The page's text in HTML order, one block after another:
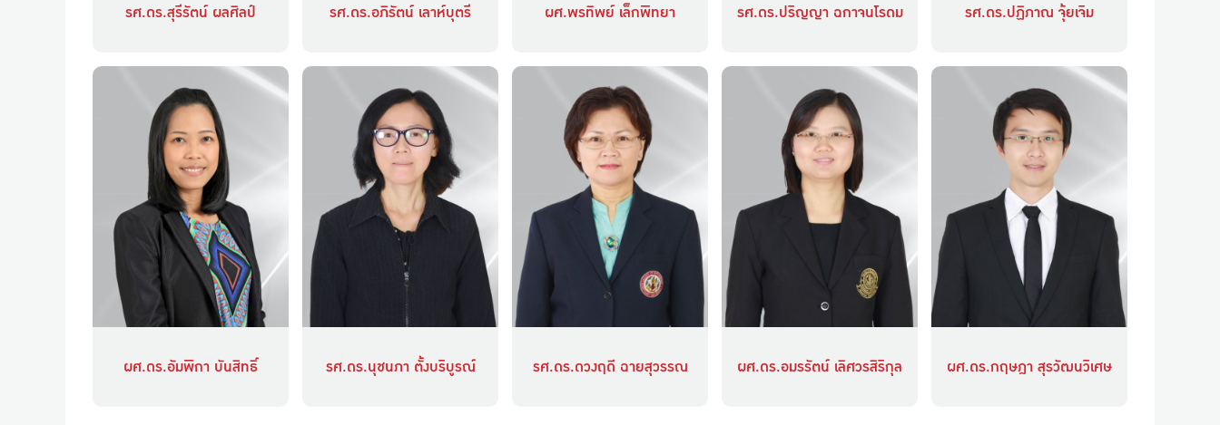
รศ.ดร.สุรีรัตน์ ผลศิลป์ รศ.ดร.อภิรัตน์ เลาห์บุตรี ผศ.พรทิพย์ เล็กพิทยา รศ.ดร.ปริญญา ฉกาจนโรดม รศ.ดร.ปฏิภาณ จุ้ยเจิม
ผศ.ดร.อัมพิกา บันสิทธิ์ รศ.ดร.นุชนภา ตั้งบริบูรณ์ รศ.ดร.ดวงฤดี ฉายสุวรรณ ผศ.ดร.อมรรัตน์ เลิศวรสิริกุล ผศ.ดร.กฤษฎา สุรวัฒนวิเศษ